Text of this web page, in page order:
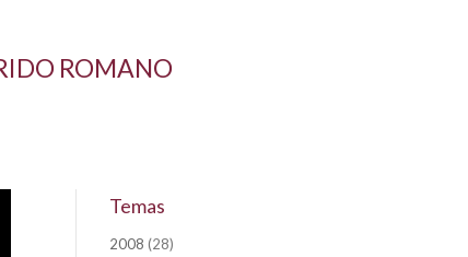
ROMANO
Temas
2008 (28)